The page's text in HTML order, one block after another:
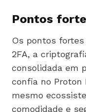
Pontos
Os pontos fortes
2FA, a
consolidada em
confia no Proton
mesmo
comodidade e